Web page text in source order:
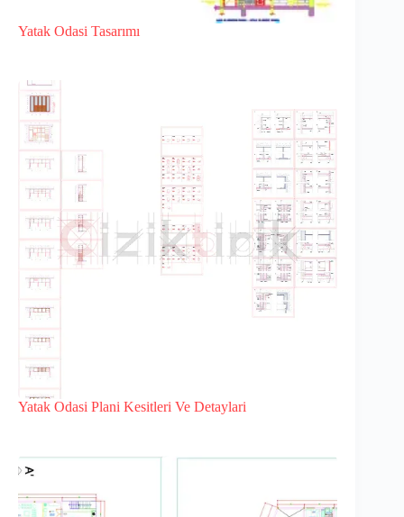
Yatak Odasi Tasarımı
Yatak Odasi Plani Kesitleri Ve Detaylari